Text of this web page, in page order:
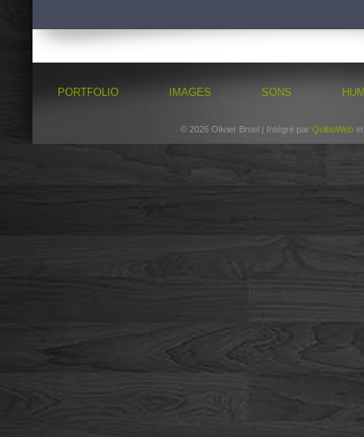
PORTFOLIO IMAGES SONS
© 2026 Olivier Bruel | Intégré par QuiboWeb